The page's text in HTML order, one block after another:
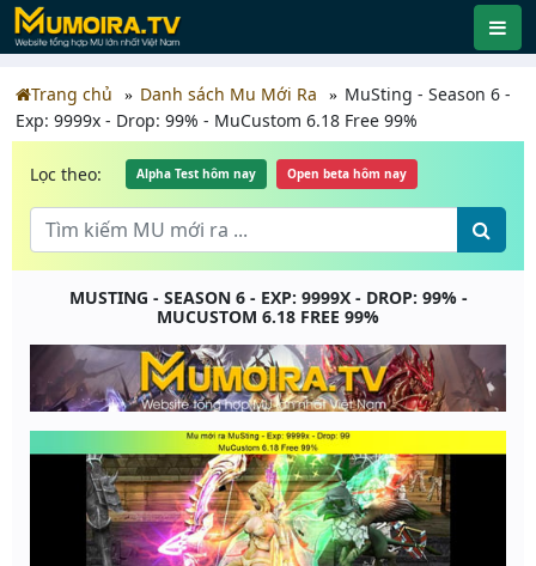
Trang chủ Danh sách Mu Mới Ra
MuSting - Season 6 -
Exp: 9999x - Drop: 99% - MuCustom 6.18 Free 99%
Lọc theo: Alpha Test hôm nay Open beta hôm nay
MUSTING - SEASON 6 - EXP: 9999X - DROP: 99% -
MUCUSTOM 6.18 FREE 99%